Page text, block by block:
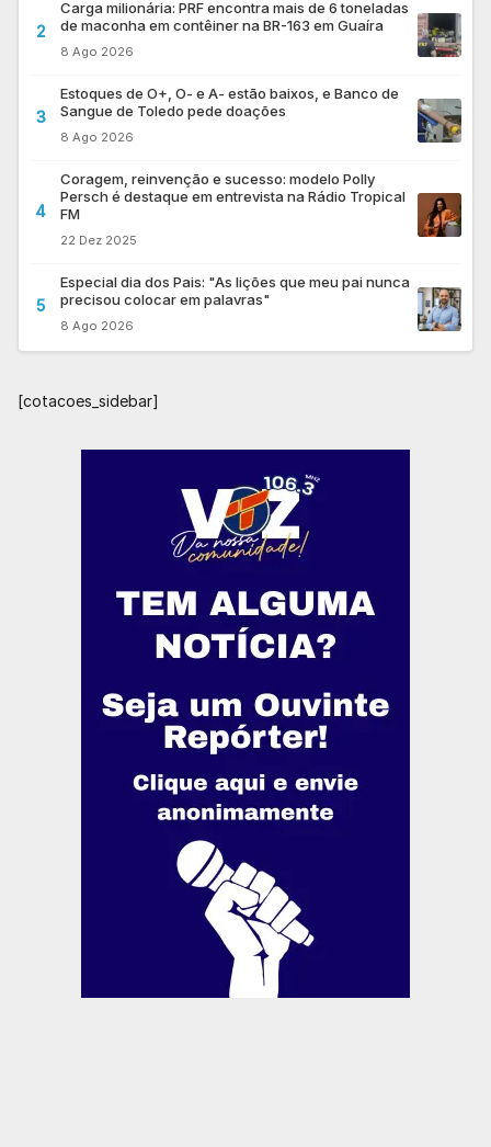
2
Carga milionária: PRF encontra mais de 6 toneladas
de maconha em contêiner na BR-163 em Guaíra
8 Ago 2026
3
Estoques de O+, O- e A- estão baixos, e Banco de
Sangue de Toledo pede doações
8 Ago 2026
4
Coragem, reinvenção e sucesso: modelo Polly
Persch é destaque em entrevista na Rádio Tropical
FM
22 Dez 2025
5
Especial dia dos Pais: "As lições que meu pai nunca
precisou colocar em palavras"
8 Ago 2026
[cotacoes_sidebar]